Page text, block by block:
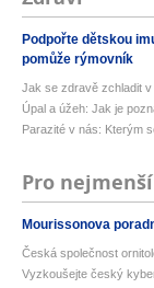
Podpořte dětskou
pomůže rýmovník
Jak se zdravě zchladit v
Úpal a úžeh: Jak je
Parazité v nás: Kterým
Pro nejmenší
Mourissonova
Česká společnost
Vyzkoušejte český